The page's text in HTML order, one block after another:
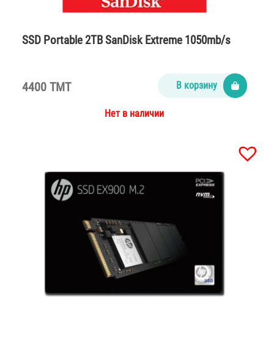
SSD Portable 2TB SanDisk Extreme 1050mb/s
4400 TMT В корзину
Нет в наличии